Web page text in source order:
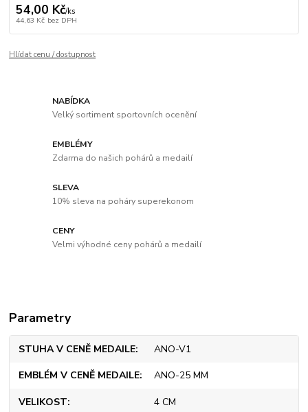
54,00 Kč/ks
44,63 Kč bez DPH
Hlídat cenu / dostupnost
NABÍDKA
Velký sortiment sportovních ocenění
EMBLÉMY
Zdarma do našich pohárů a medailí
SLEVA
10% sleva na poháry superekonom
CENY
Velmi výhodné ceny pohárů a medailí
Parametry
STUHA V CENĚ MEDAILE ANO-V1
EMBLÉM V CENĚ MEDAILE ANO-25 MM
VELIKOST 4 CM